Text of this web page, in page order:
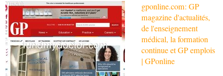
gponline.com: GP
magazine d'actualités,
de l'enseignement
médical, la formation
continue et GP emplois
| GPonline